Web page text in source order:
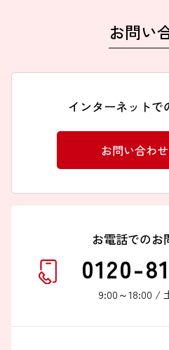
お問い
インターネットで
お問い合わ
お電話でのお
0120-
9:00～18:00 /